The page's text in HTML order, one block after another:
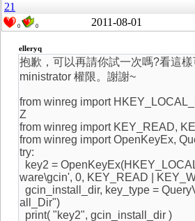
21
0 0 2011-08-01
elleryq
抱歉，可以再請你試一次嗎?看這
ministrator 權限。謝謝~
from winreg import
Z
from winreg import KEY_READ,
from winreg import OpenKeyEx,
try:
key2 =
ware\gcin', 0, KEY_READ |
gcin_install_dir, key_type =
all_Dir")
print( "key2", gcin_install_dir )